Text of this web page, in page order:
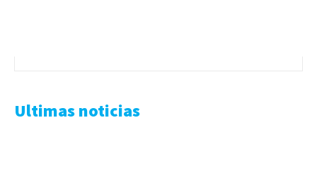
Ultimas noticias